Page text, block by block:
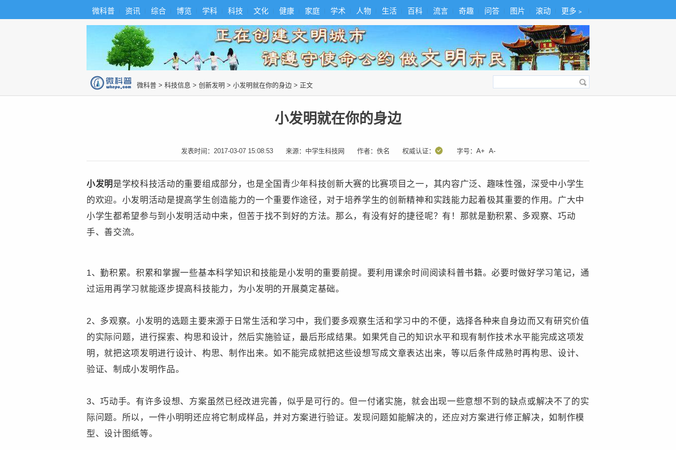
微科普 资讯 综合 博览 学科 科技 文化 健康 家庭 学术 人物 生活 百科 流言 奇趣 问答 图片 滚动 更多﹥
微科普 > 科技信息 > 创新发明 > 小发明就在你的身边 > 正文
小发明就在你的身边
发表时间： 2017-03-07 15:08:53 来源： 中学生科技网 作者： 佚名 权威认证： 字号： A+ A-
小发明 是学校科技活动的重要组成部分，也是全国青少年科技创新大赛的比赛项目之一，其内容广泛、趣味性强，深受中小学生
的欢迎。小发明活动是提高学生创造能力的一个重要作途径，对于培养学生的创新精神和实践能力起着极其重要的作用。广大中
小学生都希望参与到小发明活动中来，但苦于找不到好的方法。那么，有没有好的捷径呢？有！那就是勤积累、多观察、巧动
手、善交流。
1、勤积累。积累和掌握一些基本科学知识和技能是小发明的重要前提。要利用课余时间阅读科普书籍。必要时做好学习笔记，通
过运用再学习就能逐步提高科技能力，为小发明的开展奠定基础。
2、多观察。小发明的选题主要来源于日常生活和学习中，我们要多观察生活和学习中的不便，选择各种来自身边而又有研究价值
的实际问题，进行探索、构思和设计，然后实施验证，最后形成结果。如果凭自己的知识水平和现有制作技术水平能完成这项发
明，就把这项发明进行设计、构思、制作出来。如不能完成就把这些设想写成文章表达出来，等以后条件成熟时再构思、设计、
验证、制成小发明作品。
3、巧动手。有许多设想、方案虽然已经改进完善，似乎是可行的。但一付诸实施，就会出现一些意想不到的缺点或解决不了的实
际问题。所以，一件小明明还应将它制成样品，并对方案进行验证。发现问题如能解决的，还应对方案进行修正解决，如制作模
型、设计图纸等。